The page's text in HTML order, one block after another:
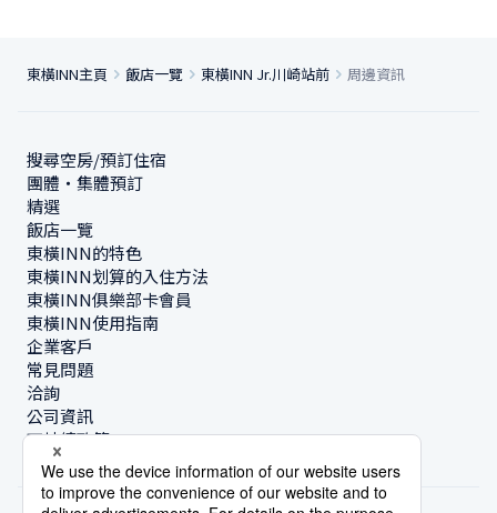
東橫INN主頁 飯店一覽 東橫INN Jr.川崎站前 周邊資訊
搜尋空房/預訂住宿
團體・集體預訂
精選
飯店一覽
東橫INN的特色
東橫INN划算的入住方法
東橫INN俱樂部卡會員
東橫INN使用指南
企業客戶
常見問題
洽詢
公司資訊
可持續政策